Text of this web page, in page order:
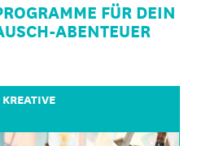
FÜR DEIN
ABENTEUER